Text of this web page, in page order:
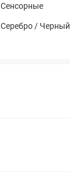
Сенсорные
Серебро / Черный